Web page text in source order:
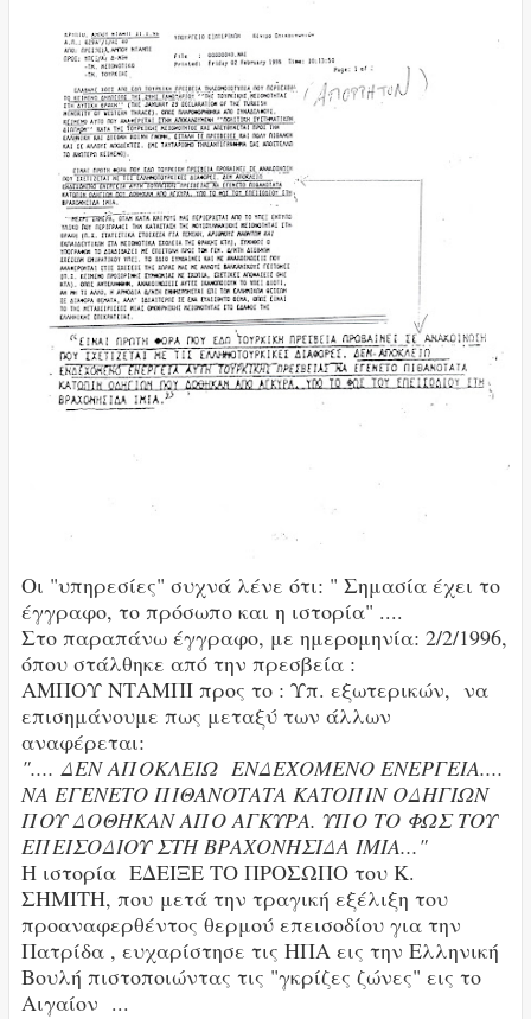
Οι "υπηρεσίες" συχνά λένε ότι: " Σημασία έχει το
έγγραφο, το πρόσωπο και η ιστορία" ....
Στο παραπάνω έγγραφο, με ημερομηνία: 2/2/1996,
όπου στάλθηκε από την πρεσβεία :
ΑΜΠΟΥ ΝΤΑΜΠΙ προς το : Υπ. εξωτερικών, να
επισημάνουμε πως μεταξύ των άλλων
αναφέρεται:
".... ΔΕΝ ΑΠΟΚΛΕΙΩ ΕΝΔΕΧΟΜΕΝΟ ΕΝΕΡΓΕΙΑ....
ΝΑ ΕΓΕΝΕΤΟ ΠΙΘΑΝΟΤΑΤΑ ΚΑΤΟΠΙΝ ΟΔΗΓΙΩΝ
ΠΟΥ ΔΟΘΗΚΑΝ ΑΠΟ ΑΓΚΥΡΑ. ΥΠΟ ΤΟ ΦΩΣ ΤΟΥ
ΕΠΕΙΣΟΔΙΟΥ ΣΤΗ ΒΡΑΧΟΝΗΣΙΔΑ ΙΜΙΑ..."
Η ιστορία ΕΔΕΙΞΕ ΤΟ ΠΡΟΣΩΠΟ του Κ.
ΣΗΜΙΤΗ, που μετά την τραγική εξέλιξη του
προαναφερθέντος θερμού επεισοδίου για την
Πατρίδα , ευχαρίστησε τις ΗΠΑ εις την Ελληνική
Βουλή πιστοποιώντας τις "γκρίζες ζώνες" εις το
Αιγαίον ...